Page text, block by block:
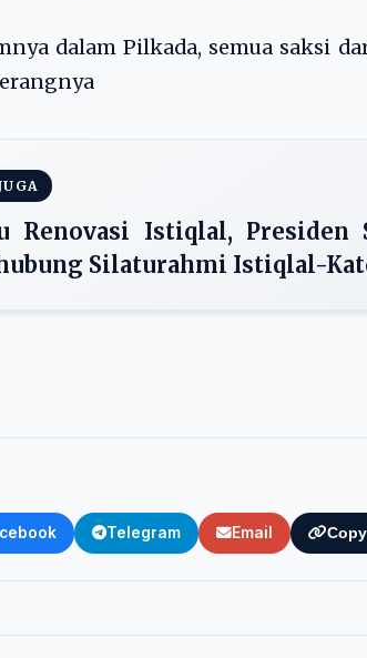
dalam Pilkada, semua saksi
Renovasi Istiqlal, Presiden
Silaturahmi Istiqlal-
Telegram Email